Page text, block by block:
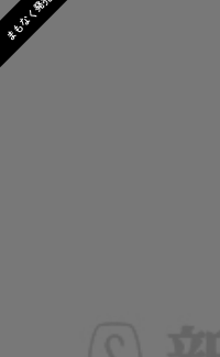
まもなく発売